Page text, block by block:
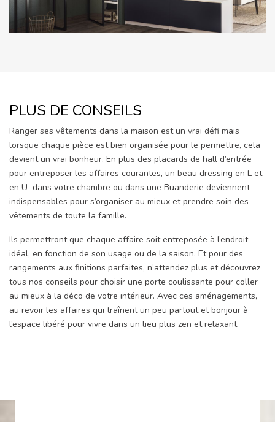
PLUS DE CONSEILS
Ranger ses vêtements dans la maison est un vrai défi mais
lorsque chaque pièce est bien organisée pour le permettre, cela
devient un vrai bonheur. En plus des placards de hall d’entrée
pour entreposer les affaires courantes, un beau dressing en L et
en U dans votre chambre ou dans une Buanderie deviennent
indispensables pour s’organiser au mieux et prendre soin des
vêtements de toute la famille.
Ils permettront que chaque affaire soit entreposée à l’endroit
idéal, en fonction de son usage ou de la saison. Et pour des
rangements aux finitions parfaites, n’attendez plus et découvrez
tous nos conseils pour choisir une porte coulissante pour coller
au mieux à la déco de votre intérieur. Avec ces aménagements,
au revoir les affaires qui traînent un peu partout et bonjour à
l’espace libéré pour vivre dans un lieu plus zen et relaxant.